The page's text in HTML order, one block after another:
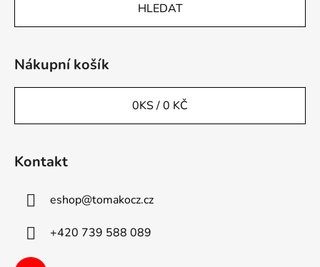
HLEDAT
Nákupní košík
0KS /0 KČ
Kontakt
eshop@tomakocz.cz
+420 739 588 089